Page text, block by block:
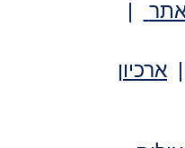
|
| ארכיון